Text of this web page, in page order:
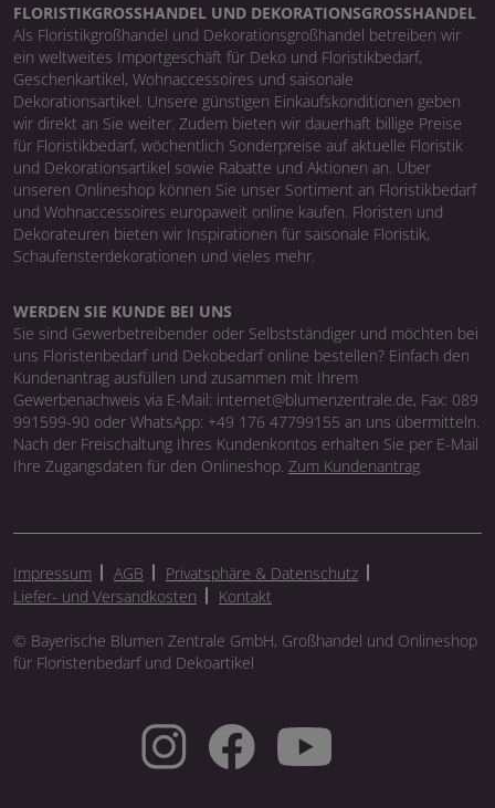
FLORISTIKGROSSHANDEL UND DEKORATIONSGROSSHANDEL
Als Floristikgroßhandel und Dekorationsgroßhandel betreiben wir
ein weltweites Importgeschäft für Deko und Floristikbedarf,
Geschenkartikel, Wohnaccessoires und saisonale
Dekorationsartikel. Unsere günstigen Einkaufskonditionen geben
wir direkt an Sie weiter. Zudem bieten wir dauerhaft billige Preise
für Floristikbedarf, wöchentlich Sonderpreise auf aktuelle Floristik
und Dekorationsartikel sowie Rabatte und Aktionen an. Über
unseren Onlineshop können Sie unser Sortiment an Floristikbedarf
und Wohnaccessoires europaweit online kaufen. Floristen und
Dekorateuren bieten wir Inspirationen für saisonale Floristik,
Schaufensterdekorationen und vieles mehr.
WERDEN SIE KUNDE BEI UNS
Sie sind Gewerbetreibender oder Selbstständiger und möchten bei
uns Floristenbedarf und Dekobedarf online bestellen? Einfach den
Kundenantrag ausfüllen und zusammen mit Ihrem
Gewerbenachweis via E-Mail: internet@blumenzentrale.de, Fax: 089
991599-90 oder WhatsApp: +49 176 47799155 an uns übermitteln.
Nach der Freischaltung Ihres Kundenkontos erhalten Sie per E-Mail
Ihre Zugangsdaten für den Onlineshop. Zum Kundenantrag
Impressum AGB
Privatsphäre & Datenschutz
Liefer- und Versandkosten
Kontakt
© Bayerische Blumen Zentrale GmbH, Großhandel und Onlineshop
für Floristenbedarf und Dekoartikel